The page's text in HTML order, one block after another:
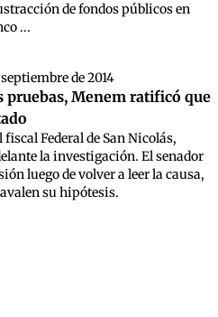
de fondos públicos en
...
de 2014
pruebas, Menem ratificó que
Federal de San Nicolás,
la investigación. El senador
luego de volver a leer la causa,
su hipótesis.